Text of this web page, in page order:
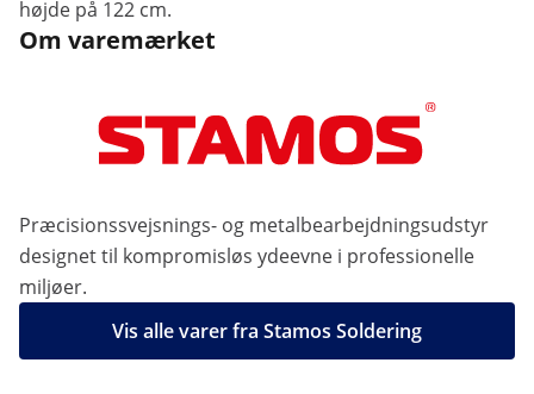
højde på 122 cm.
Om varemærket
Præcisionssvejsnings- og metalbearbejdningsudstyr
designet til kompromisløs ydeevne i professionelle
miljøer.
Vis alle varer fra Stamos Soldering